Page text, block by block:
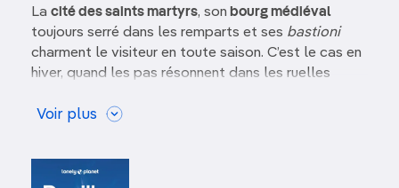
La cité des saints martyrs, son bourg médiéval
toujours serré dans les remparts et ses bastioni
charment le visiteur en toute saison. C’est le cas en
hiver, quand les pas résonnent dans les ruelles
laisse admirer à loisir, sans être bousculé. L’été,
blancs de sable, et que les terrasses des
Voir plus